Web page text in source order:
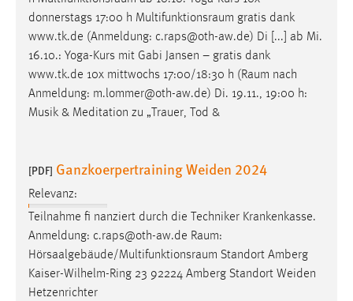
donnerstags 17:00 h Multifunktionsraum gratis dank
www.tk.de (Anmeldung: c.raps@oth-aw.de) Di [...] ab Mi.
16.10.: Yoga-Kurs mit Gabi Jansen – gratis dank
www.tk.de 10x mittwochs 17:00/18:30 h (Raum nach
Anmeldung: m.lommer@oth-aw.de) Di. 19.11., 19:00 h:
Musik & Meditation zu „Trauer, Tod &
[PDF] Ganzkoerpertraining Weiden 2024
Relevanz:
Teilnahme fi nanziert durch die Techniker Krankenkasse.
Anmeldung: c.raps@oth-aw.de Raum:
Hörsaalgebäude/Multifunktionsraum Standort Amberg
Kaiser-Wilhelm-Ring 23 92224 Amberg Standort Weiden
Hetzenrichter